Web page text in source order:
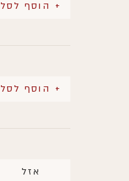
+ הוסף לסל
+ הוסף לסל
אזל